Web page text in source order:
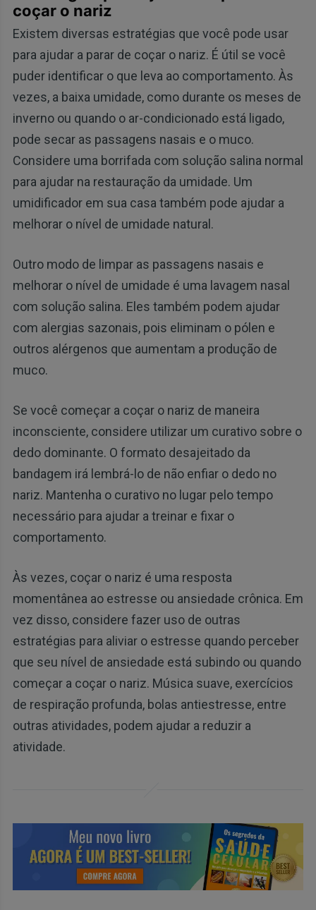
coçar o nariz
Existem diversas estratégias que você pode usar
para ajudar a parar de coçar o nariz. É útil se você
puder identificar o que leva ao comportamento. Às
vezes, a baixa umidade, como durante os meses de
inverno ou quando o ar-condicionado está ligado,
pode secar as passagens nasais e o muco.
Considere uma borrifada com solução salina normal
para ajudar na restauração da umidade. Um
umidificador em sua casa também pode ajudar a
melhorar o nível de umidade natural.
Outro modo de limpar as passagens nasais e
melhorar o nível de umidade é uma lavagem nasal
com solução salina. Eles também podem ajudar
com alergias sazonais, pois eliminam o pólen e
outros alérgenos que aumentam a produção de
muco.
Se você começar a coçar o nariz de maneira
inconsciente, considere utilizar um curativo sobre o
dedo dominante. O formato desajeitado da
bandagem irá lembrá-lo de não enfiar o dedo no
nariz. Mantenha o curativo no lugar pelo tempo
necessário para ajudar a treinar e fixar o
comportamento.
Às vezes, coçar o nariz é uma resposta
momentânea ao estresse ou ansiedade crônica. Em
vez disso, considere fazer uso de outras
estratégias para aliviar o estresse quando perceber
que seu nível de ansiedade está subindo ou quando
começar a coçar o nariz. Música suave, exercícios
de respiração profunda, bolas antiestresse, entre
outras atividades, podem ajudar a reduzir a
atividade.